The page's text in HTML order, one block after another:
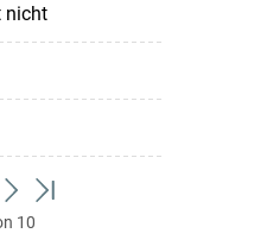
nicht
weiter
zum
zum
10